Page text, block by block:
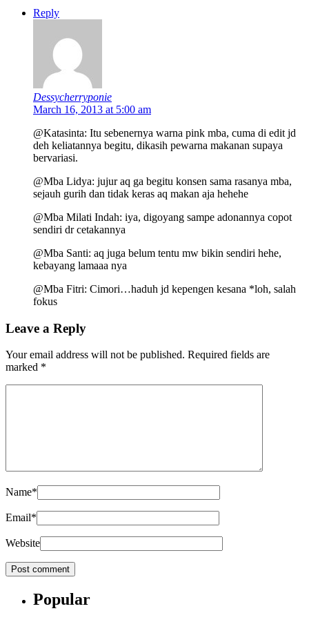
Reply
Dessycherryponie
March 16, 2013 at 5:00 am
@Katasinta: Itu sebenernya warna pink mba, cuma di edit jd
deh keliatannya begitu, dikasih pewarna makanan supaya
bervariasi.
@Mba Lidya: jujur aq ga begitu konsen sama rasanya mba,
sejauh gurih dan tidak keras aq makan aja hehehe
@Mba Milati Indah: iya, digoyang sampe adonannya copot
sendiri dr cetakannya
@Mba Santi: aq juga belum tentu mw bikin sendiri hehe,
kebayang lamaaa nya
@Mba Fitri: Cimori…haduh jd kepengen kesana *loh, salah
fokus
Leave a Reply
Your email address will not be published. Required fields are
marked *
Name*
Email*
Website
Popular